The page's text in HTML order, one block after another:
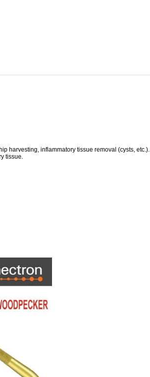
harvesting, inflammatory tissue removal (cysts, etc.).
tissue.